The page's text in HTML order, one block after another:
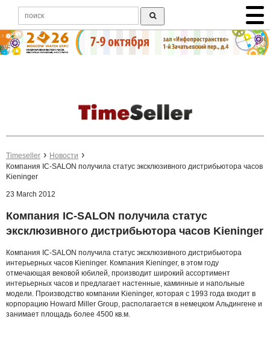
Timeseller
Новости
Компания IC-SALON получила статус эксклюзивного дистрибьютора часов
Kieninger
23 March 2012
Компания IC-SALON получила статус
эксклюзивного дистрибьютора часов Kieninger
Компания IC-SALON получила статус эксклюзивного дистрибьютора
интерьерных часов Kieninger. Компания Kieninger, в этом году
отмечающая вековой юбилей, производит широкий ассортимент
интерьерных часов и предлагает настенные, каминные и напольные
модели. Производство компании Kieninger, которая с 1993 года входит в
корпорацию Howard Miller Group, располагается в немецком Альдингене и
занимает площадь более 4500 кв.м.